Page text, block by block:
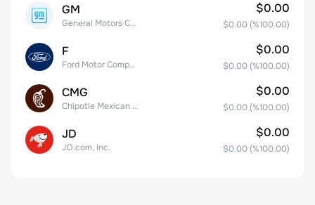
GM
General Motors Company
$0.00
$0.00 (%100.00)
F
Ford Motor Company
$0.00
$0.00 (%100.00)
CMG
Chipotle Mexican Grill, Inc.
$0.00
$0.00 (%100.00)
JD
JD.com, Inc.
$0.00
$0.00 (%100.00)